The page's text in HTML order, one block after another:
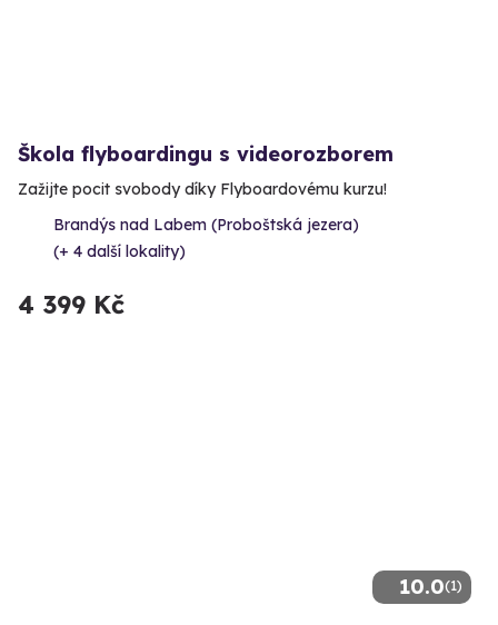
Škola flyboardingu s videorozborem
Zažijte pocit svobody díky Flyboardovému kurzu!
Brandýs nad Labem (Proboštská jezera)
(+ 4 další lokality)
4 399 Kč
10.0(1)